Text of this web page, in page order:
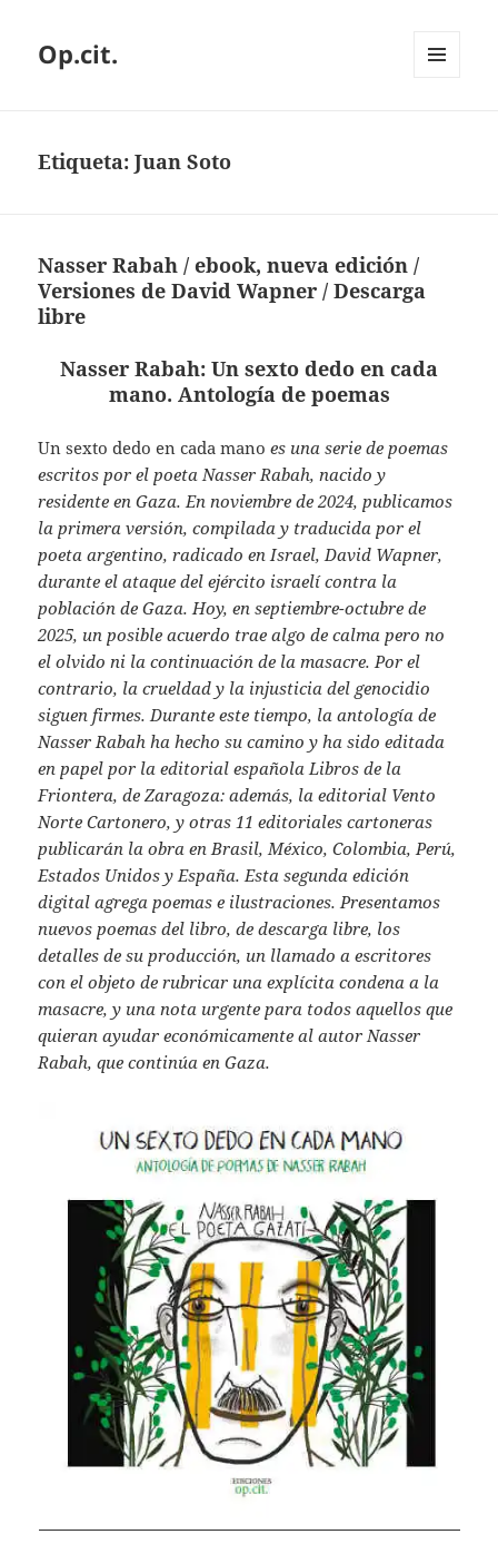
Op.cit.
Etiqueta:Juan Soto
Nasser Rabah / ebook, nueva edición /
Versiones de David Wapner / Descarga
libre
Nasser Rabah: Un sexto dedo en cada
mano. Antología de poemas
Un sexto dedo en cada manoes una serie de poemas
escritos por el poeta Nasser Rabah, nacido y
residente en Gaza. En noviembre de 2024, publicamos
la primera versión, compilada y traducida por el
poeta argentino, radicado en Israel, David Wapner,
durante el ataque del ejército israelí contra la
población de Gaza. Hoy, en septiembre-octubre de
2025, un posible acuerdo trae algo de calma pero no
el olvido ni la continuación de la masacre. Por el
contrario, la crueldad y la injusticia del genocidio
siguen firmes. Durante este tiempo, la antología de
Nasser Rabah ha hecho su camino y ha sido editada
en papel por la editorial española Libros de la
Friontera, de Zaragoza: además, la editorial Vento
Norte Cartonero, y otras 11 editoriales cartoneras
publicarán la obra en Brasil, México, Colombia, Perú,
Estados Unidos y España. Esta segunda edición
digital agrega poemas e ilustraciones. Presentamos
nuevos poemas del libro, de descarga libre, los
detalles de su producción, un llamado a escritores
con el objeto de rubricar una explícita condena a la
masacre, y una nota urgente para todos aquellos que
quieran ayudar económicamente al autor Nasser
Rabah, que continúa en Gaza.